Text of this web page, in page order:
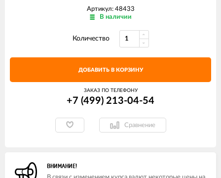
Артикул: 48433
В наличии
Количество
ДОБАВИТЬ В КОРЗИНУ
ЗАКАЗ ПО ТЕЛЕФОНУ
+7 (499) 213-04-54​
Сравнение
ВНИМАНИЕ!